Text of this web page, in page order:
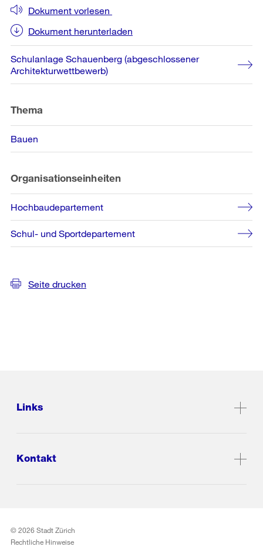
Dokument vorlesen
Dokument herunterladen
Schulanlage Schauenberg (abgeschlossener
Architekturwettbewerb)
Thema
Bauen
Organisationseinheiten
Hochbaudepartement
Schul- und Sportdepartement
Seite drucken
Links
Kontakt
© 2026 Stadt Zürich
Rechtliche Hinweise